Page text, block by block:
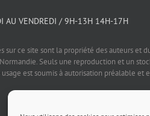
AU VENDREDI / 9H-13H 14H-17H
sur ce site sont la propriété des auteurs et
Seuls une reproduction et un
usage est soumis à autorisation préalable et